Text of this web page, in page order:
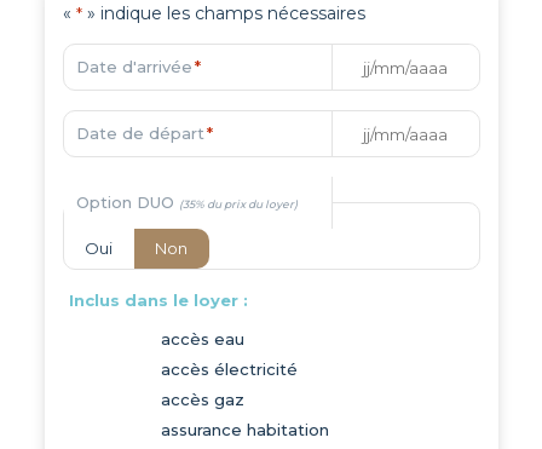
« *» indique les champs nécessaires
Date d'arrivée *
Date de départ *
Option DUO
Oui Non
Inclus dans le loyer :
accès eau
accès électricité
accès gaz
assurance habitation